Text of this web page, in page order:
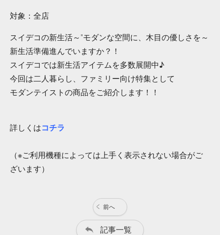
対象：全店
スイデコの新生活～"モダンな空間に、木目の優しさを～
新生活準備進んでいますか？！
スイデコでは新生活アイテムを多数展開中♪
今回は二人暮らし、ファミリー向け特集として
モダンテイストの商品をご紹介します！！
詳しくはコチラ
（※ご利用機種によっては上手く表示されない場合がご
ざいます）
前へ
記事一覧